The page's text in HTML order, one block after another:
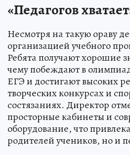
«Педагогов
Несмотря на такую ораву
организацией учебного
Ребята получают хорошие
чему побеждают в
ЕГЭ и достигают высоких
творческих конкурсах и
состязаниях. Директор
просторные кабинеты и
оборудование, что
родителей учеников, но и